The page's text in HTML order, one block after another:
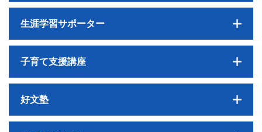
生涯学習サポーター
子育て支援講座
好文塾